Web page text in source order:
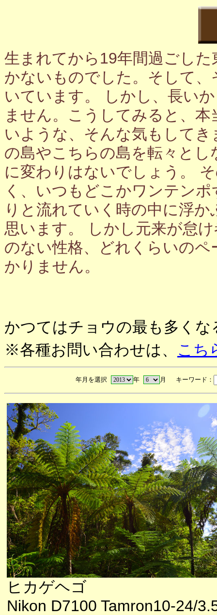
生まれてから19年間過ごし
かないものでした。そして
いています。 しかし、長い
ません。こうしてみると、
いような、そんな気もして
の島やこちらの島を転々と
に変わりはないでしょう。
く、いつもどこかワンテン
りと流れていく時の中に浮
思います。 しかし元来が怠
のない性格、どれくらいの
かりません。
かつてはチョウの最も多く
※各種お問い合わせは、 こち
年月を選択 年 月 キーワード：
ヒカゲヘゴ
Nikon D7100 Tamron10-24/